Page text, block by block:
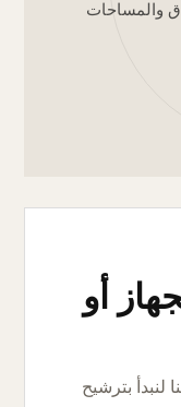
والمساحات
أو
لنبدأ بترشيح